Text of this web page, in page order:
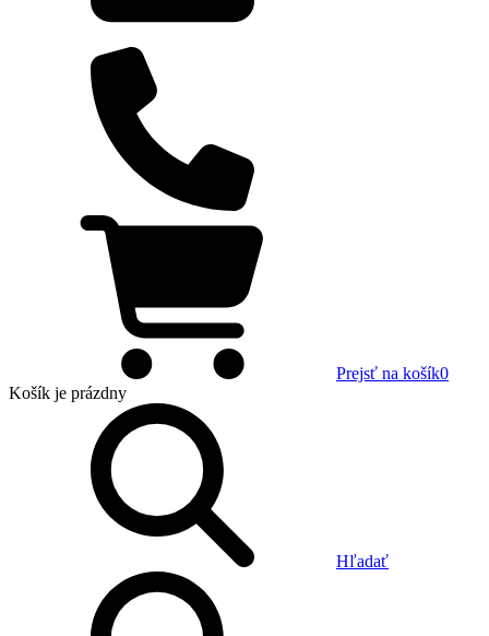
Prejsť na košík0
Košík je prázdny
Hľadať